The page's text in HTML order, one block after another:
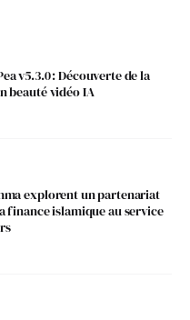
v5.3.0 : Découverte de la
beauté vidéo IA
explorent un partenariat
finance islamique au service